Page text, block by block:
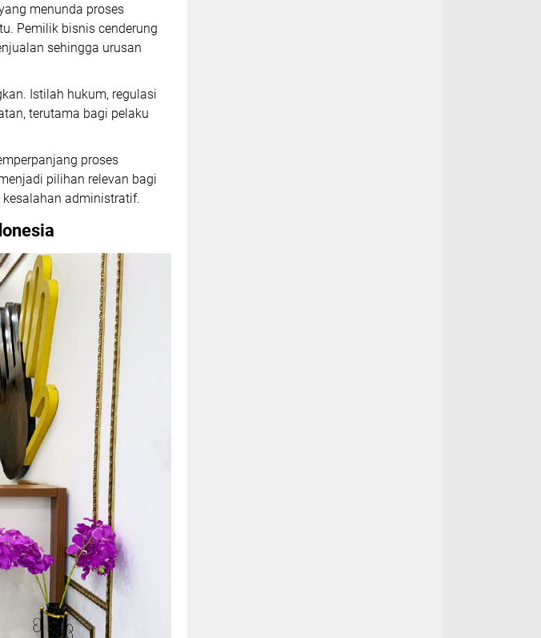
menunda proses
Pemilik bisnis cenderung
sehingga urusan
Istilah hukum, regulasi
terutama bagi pelaku
proses
pilihan relevan bagi
administratif.